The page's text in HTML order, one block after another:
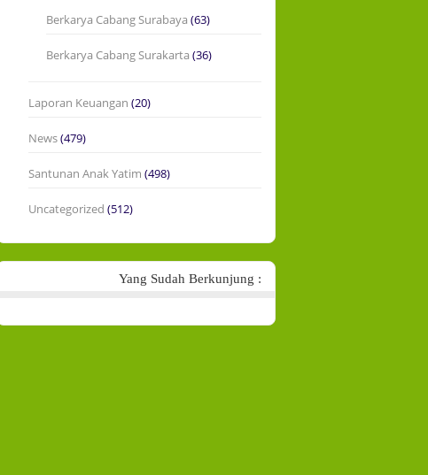
Berkarya Cabang Surabaya (63)
Berkarya Cabang Surakarta (36)
Laporan Keuangan (20)
News(479)
Santunan Anak Yatim (498)
Uncategorized (512)
Yang Sudah Berkunjung :